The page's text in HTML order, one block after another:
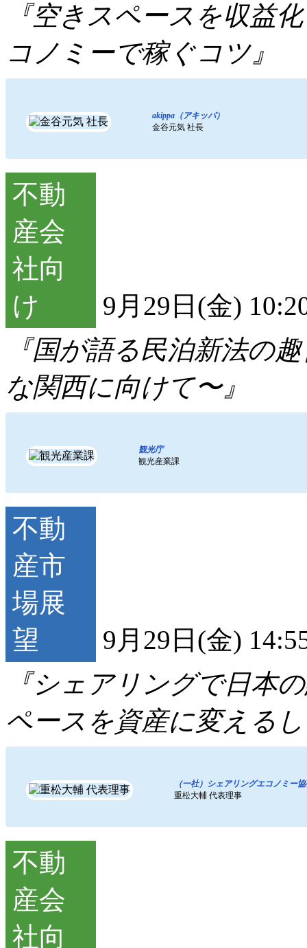
『空きスペースを収益
コノミーで稼ぐコツ』
akippa（アキッパ）
金谷元気 社長
9月29日(金)
『国が語る民泊新法の
な関西に向けて〜』
観光庁
観光産業課
9月29日(金)
『シェアリングで日本
ペースを資産に変える
（一社）シェアリングエコノミー
重松大輔 代表理事